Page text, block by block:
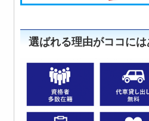
選ばれる理由がココに